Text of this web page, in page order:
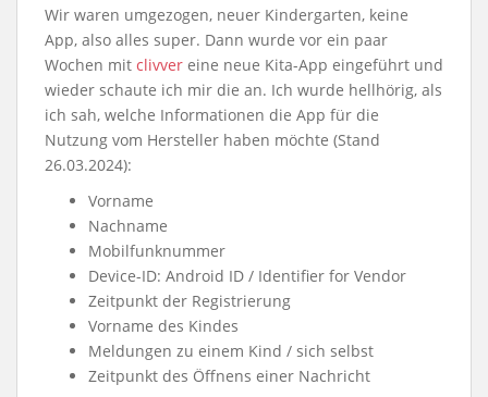
Wir waren umgezogen, neuer Kindergarten, keine
App, also alles super. Dann wurde vor ein paar
Wochen mit clivver eine neue Kita-App eingeführt und
wieder schaute ich mir die an. Ich wurde hellhörig, als
ich sah, welche Informationen die App für die
Nutzung vom Hersteller haben möchte (Stand
26.03.2024):
Vorname
Nachname
Mobilfunknummer
Device-ID: Android ID / Identifier for Vendor
Zeitpunkt der Registrierung
Vorname des Kindes
Meldungen zu einem Kind / sich selbst
Zeitpunkt des Öffnens einer Nachricht